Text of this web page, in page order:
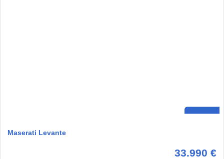
Maserati Levante
33.990 €